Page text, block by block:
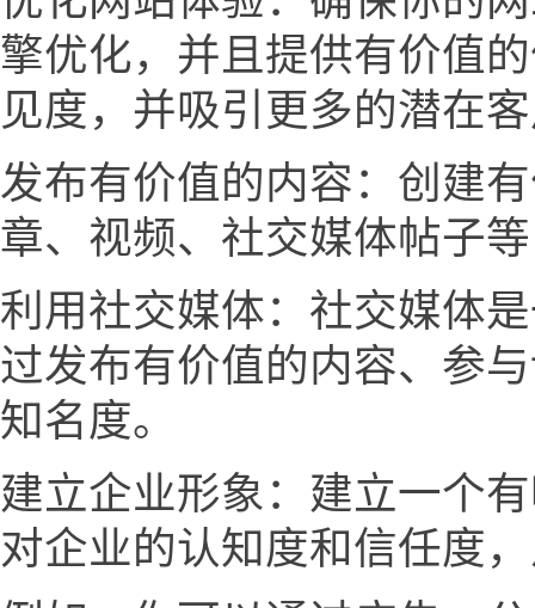
擎优化，并且提供有价值
见度，并吸引更多的潜在
发布有价值的内容：创建
章、视频、社交媒体帖子
利用社交媒体：社交媒体
过发布有价值的内容、参
知名度。
建立企业形象：建立一个
对企业的认知度和信任度